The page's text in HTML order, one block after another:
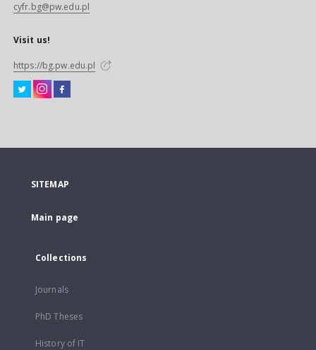
cyfr.bg@pw.edu.pl
Visit us!
https://bg.pw.edu.pl
SITEMAP
Main page
Collections
Journals
PhD Theses
History of IT